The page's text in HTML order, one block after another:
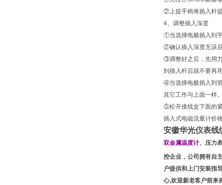
②上提手柄将插入杆
4、调整插入深度
①当选择电极插入到
②确认插入深度无误
③调整好之后，先用
到插入杆后就不要再
④当选择电极插入到
其它工作与上面一样
⑤松开接线盒下面的
插入式电磁流量计价
安徽华光仪表线
双金属温度计、压力
控企业，公司拥有自
户提供和上门安装指
心,欢迎新老客户前来